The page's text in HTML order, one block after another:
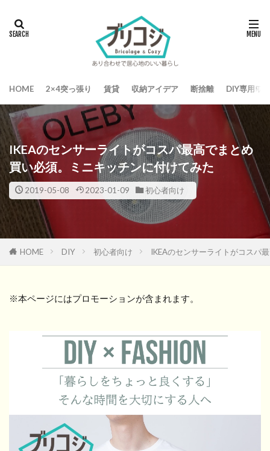
HOME 2×4突っ張り 賃貸 収納アイデア 断捨離 DIY専用ワ
IKEAのセンサーライトがコスパ最高でまとめ
買い必須。ミニキッチンに付けてみた
2019-05-08 2023-01-09 初心者向け
HOME DIY 初心者向け IKEAのセンサーライトがコスパ
※本ページにはプロモーションが含まれます。